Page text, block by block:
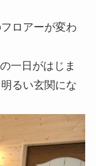
ロアーが変わ
一日がはじま
るい玄関にな